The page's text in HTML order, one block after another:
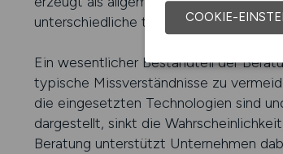
unterschiedliche technische Rollen
Ein wesentlicher Bestandteil der
typische Missverständnisse zu
die eingesetzten Technologien sind
dargestellt, sinkt die
Beratung unterstützt Unternehmen
COOKIE-